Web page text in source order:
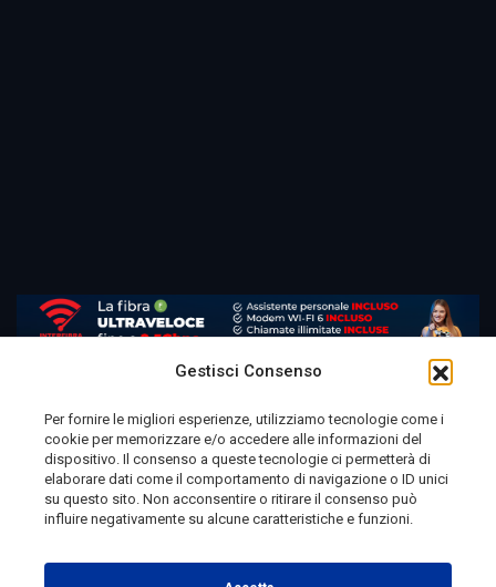
Gestisci Consenso
Per fornire le migliori esperienze, utilizziamo tecnologie come i
cookie per memorizzare e/o accedere alle informazioni del
dispositivo. Il consenso a queste tecnologie ci permetterà di
elaborare dati come il comportamento di navigazione o ID unici
su questo sito. Non acconsentire o ritirare il consenso può
influire negativamente su alcune caratteristiche e funzioni.
Telemolise - reg. Tribunale di Campobasso n. 133 del
10/08/1982 - Direttore Responsabile:MANUELA
PETESCIA